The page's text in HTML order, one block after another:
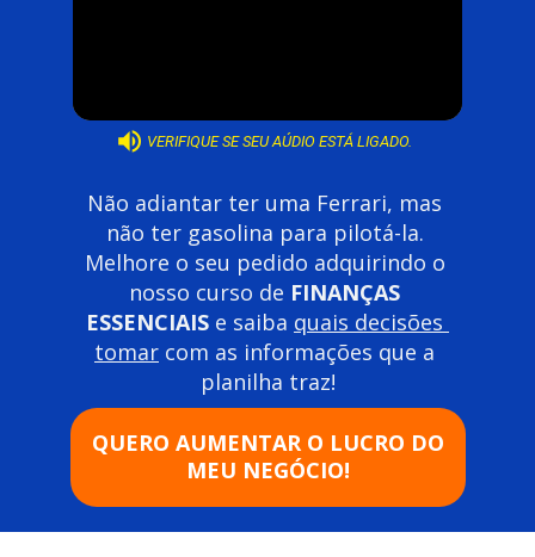
VERIFIQUE SE SEU AÚDIO ESTÁ LIGADO.
Não adiantar ter uma Ferrari, mas
não ter gasolina para pilotá-la.
Melhore o seu pedido adquirindo o
nosso curso de FINANÇAS
ESSENCIAIS e saiba quais decisões
tomar com as informações que a
planilha traz!
QUERO AUMENTAR O LUCRO DO
MEU NEGÓCIO!